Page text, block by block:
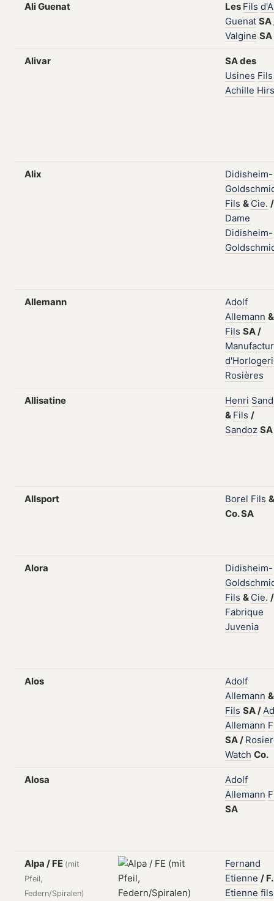
Ali Guenat Les Fils
Guenat SA
Valgine SA
Alivar SAdes
Usines Fils
Achille
Alix
Didisheim-
Fils & Cie. /
Dame
Didisheim-
Allemann
Adolf
Allemann &
Fils SA/
Rosières
Allisatine Henri
& Fils /
Sandoz SA
Allsport Borel Fils &
Co.SA
Alora
Didisheim-
Fils & Cie. /
Fabrique
Juvenia
Alos
Adolf
Allemann &
Fils SA/
Allemann
SA/
Watch Co.
Alosa
Adolf
Allemann
SA
Alpa / FE (mit
Pfeil,
Federn/Spiralen)
Fernand
Etienne / F.
Etienne fils